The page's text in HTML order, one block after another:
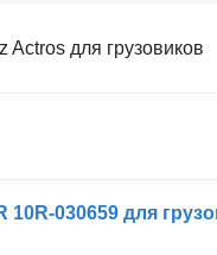
для грузовиков
10R-030659 для